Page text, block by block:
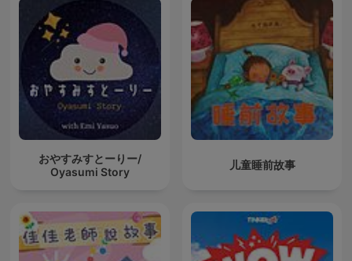
おやすみすとーりー/
Oyasumi Story
儿童睡前故事